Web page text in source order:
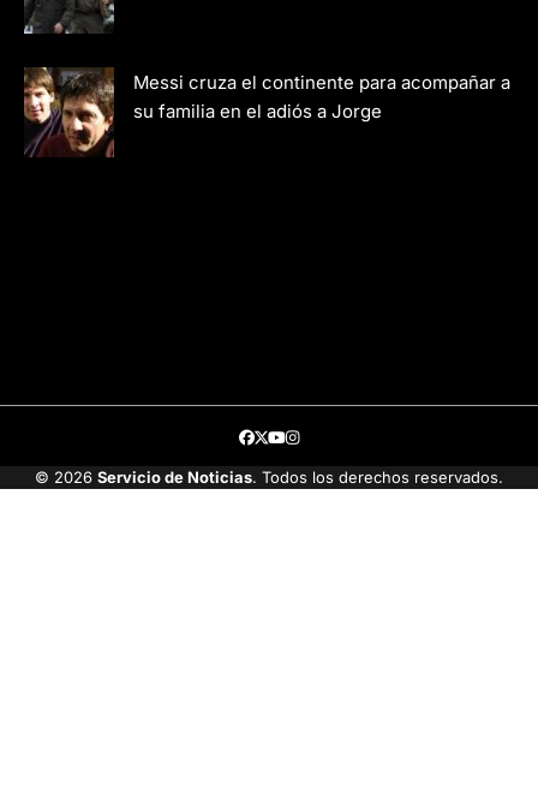
Messi cruza el continente para acompañar a
su familia en el adiós a Jorge
Facebook
TwitterYoutube
Instagram
© 2026 Servicio de Noticias. Todos los derechos reservados.